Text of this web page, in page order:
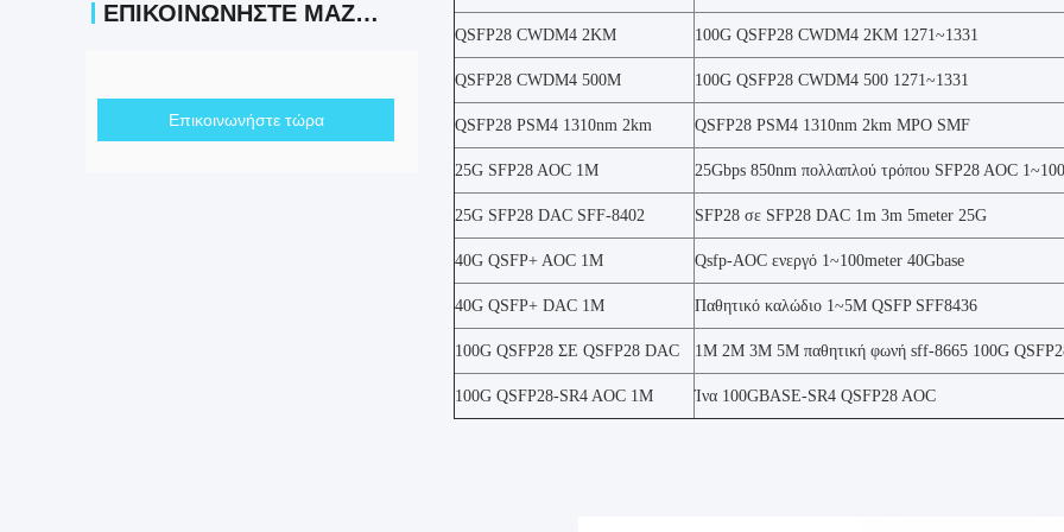
ΕΠΙΚΟΙΝΩΝΉΣΤΕ ΜΑΖΊ ΜΑΣ
Επικοινωνήστε τώρα
QSFP28 CWDM4 2KM 100G QSFP28 CWDM4 2KM 1271~1331
QSFP28 CWDM4 500M 100G QSFP28 CWDM4 500 1271~1331
QSFP28 PSM4 1310nm 2km QSFP28 PSM4 1310nm 2km MPO SMF
25G SFP28 AOC 1M 25Gbps 850nm πολλαπλού τρόπου SFP28 AOC
25G SFP28 DAC SFF-8402 SFP28 σε SFP28 DAC 1m 3m 5meter 25G
40G QSFP+ AOC 1M Qsfp-AOC ενεργό 1~100meter 40Gbase
40G QSFP+ DAC 1M Παθητικό καλώδιο 1~5M QSFP SFF8436
100G QSFP28 ΣΕ QSFP28 DAC 1M 2M 3M 5M παθητική φωνή sff-8665 100G
100G QSFP28-SR4 AOC 1M Ίνα 100GBASE-SR4 QSFP28 AOC